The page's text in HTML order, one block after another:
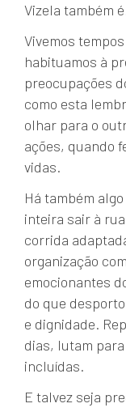
Vizela também
Vivemos
habituamos à
preocupações
como esta
olhar para o
ações, quando
vidas.
Há também
inteira sair à
corrida
organização
emocionantes
do que
e dignidade.
dias, lutam
incluídas.
E talvez seja